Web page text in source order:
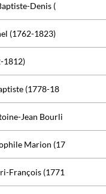
Denis (
(1762-1823)
1812)
(1778-18
Jean Bourli
Marion (17
François (1771